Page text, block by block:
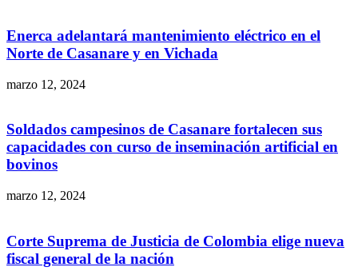
Enerca adelantará mantenimiento eléctrico en el
Norte de Casanare y en Vichada
marzo 12, 2024
Soldados campesinos de Casanare fortalecen sus
capacidades con curso de inseminación artificial en
bovinos
marzo 12, 2024
Corte Suprema de Justicia de Colombia elige nueva
fiscal general de la nación